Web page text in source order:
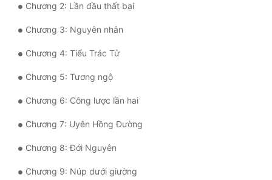
Nữ Phụ
Phong Thủy - Tâm Linh
Phương Tây
Quan Trường
Chương 2: Lần đầu thất bại
Chương 3: Nguyên nhân
Chương 4: Tiểu Trác Tử
Chương 5: Tương ngộ
Chương 6: Công lược lần hai
Chương 7: Uyên Hồng Đường
Chương 8: Đới Nguyên
Chương 9: Núp dưới giường